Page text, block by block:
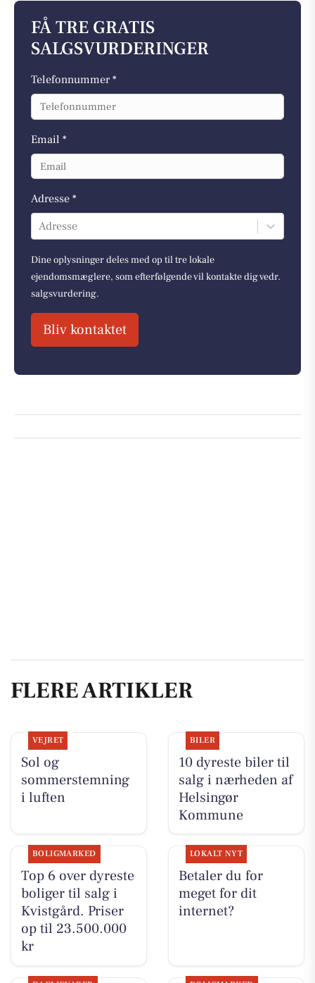
FÅ TRE GRATIS
SALGSVURDERINGER
Telefonnummer *
Email *
Adresse *
Adresse
Dine oplysninger deles med op til tre lokale
ejendomsmæglere, som efterfølgende vil kontakte dig vedr.
salgsvurdering.
Bliv kontaktet
FLERE ARTIKLER
VEJRET
Sol og
sommerstemning
i luften
BILER
10 dyreste biler til
salg i nærheden af
Helsingør
Kommune
BOLIGMARKED
Top 6 over dyreste
boliger til salg i
Kvistgård. Priser
op til 23.500.000
kr
LOKALT NYT
Betaler du for
meget for dit
internet?